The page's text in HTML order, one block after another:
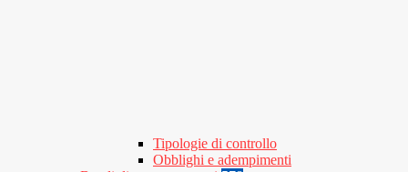
Tipologie di controllo
Obblighi e adempimenti